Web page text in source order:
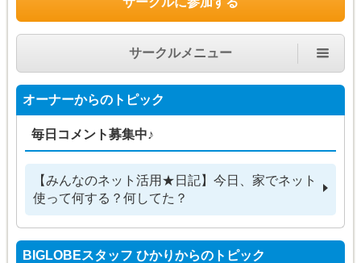
サークルメニュー
オーナーからのトピック
毎日コメント募集中♪
【みんなのネット活用★日記】今日、家でネット
使って何する？何してた？
BIGLOBEスタッフ ひかりからのトピック